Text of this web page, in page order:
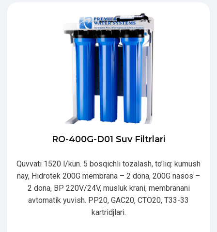
RO-400G-D01 Suv Filtrlari
Quvvati 1520 l/kun. 5 bosqichli tozalash, to’liq: kumush
nay, Hidrotek 200G membrana – 2 dona, 200G nasos –
2 dona, BP 220V/24V, musluk krani, membranani
avtomatik yuvish. PP20, GAC20, CTO20, T33-33
kartridjlari.